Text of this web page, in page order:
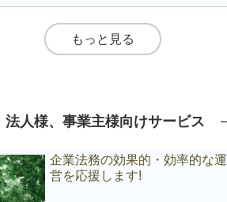
もっと見る
法人様、事業主様向けサービス
企業法務の効果的・効率的な運
営を応援します!